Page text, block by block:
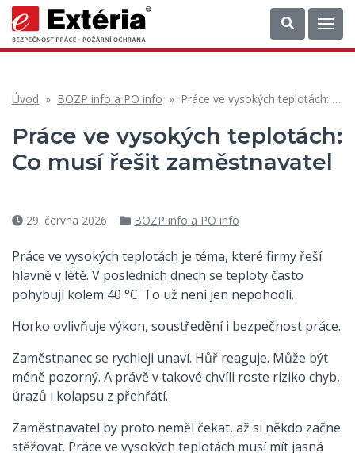
Úvod » BOZP info a PO info » Práce ve vysokých teplotách: Co musí řešit zaměstnavatel
Práce ve vysokých teplotách:
Co musí řešit zaměstnavatel
Datum
29. června 2026 Rubriky
BOZP info a PO info
Práce ve vysokých teplotách je téma, které firmy řeší
hlavně v létě. V posledních dnech se teploty často
pohybují kolem 40 °C. To už není jen nepohodlí.
Horko ovlivňuje výkon, soustředění i bezpečnost práce.
Zaměstnanec se rychleji unaví. Hůř reaguje. Může být
méně pozorný. A právě v takové chvíli roste riziko chyb,
úrazů i kolapsu z přehřátí.
Zaměstnavatel by proto neměl čekat, až si někdo začne
stěžovat. Práce ve vysokých teplotách musí mít jasná